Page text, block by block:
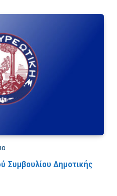
Συμβουλίου Δημοτικής